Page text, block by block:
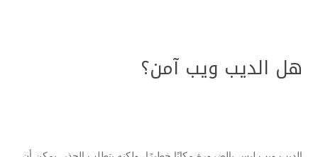
هل الديب ويب آمن؟